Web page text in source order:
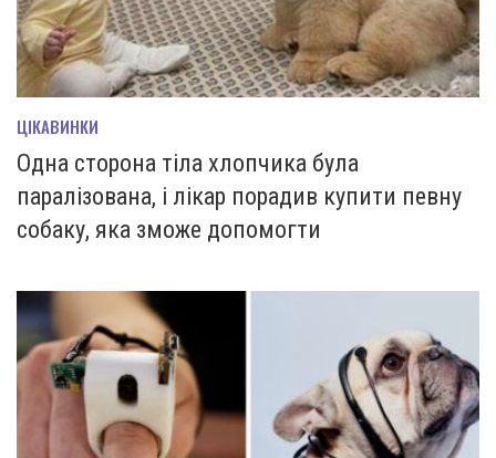
ЦІКАВИНКИ
Одна сторона тіла хлопчика була
паралізована, і лікар порадив купити певну
собаку, яка зможе допомогти